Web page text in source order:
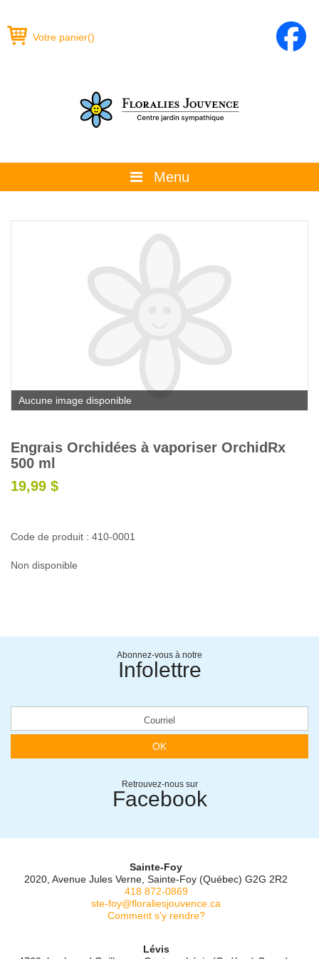
Votre panier()
Menu
La boutique
Promotions et évènements
Calendrier horticole
Emplois
Service à la clientèle
Nous joindre
Aucune image disponible
Engrais Orchidées à vaporiser OrchidRx
500 ml
19,99 $
Code de produit : 410-0001
Non disponible
Abonnez-vous à notre
Infolettre
OK
Retrouvez-nous sur
Facebook
Sainte-Foy
2020, Avenue Jules Verne, Sainte-Foy (Québec) G2G 2R2
418 872-0869
ste-foy@floraliesjouvence.ca
Comment s'y rendre?
Lévis